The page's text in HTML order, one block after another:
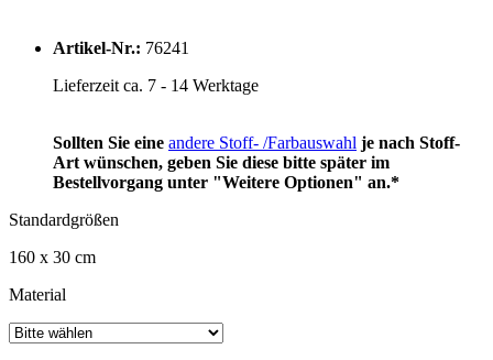
Artikel-Nr.: 76241
Lieferzeit ca. 7 - 14 Werktage
Sollten Sie eine andere Stoff- /Farbauswahl je nach Stoff-
Art wünschen, geben Sie diese bitte später im
Bestellvorgang unter "Weitere Optionen" an.*
Standardgrößen
160 x 30 cm
Material